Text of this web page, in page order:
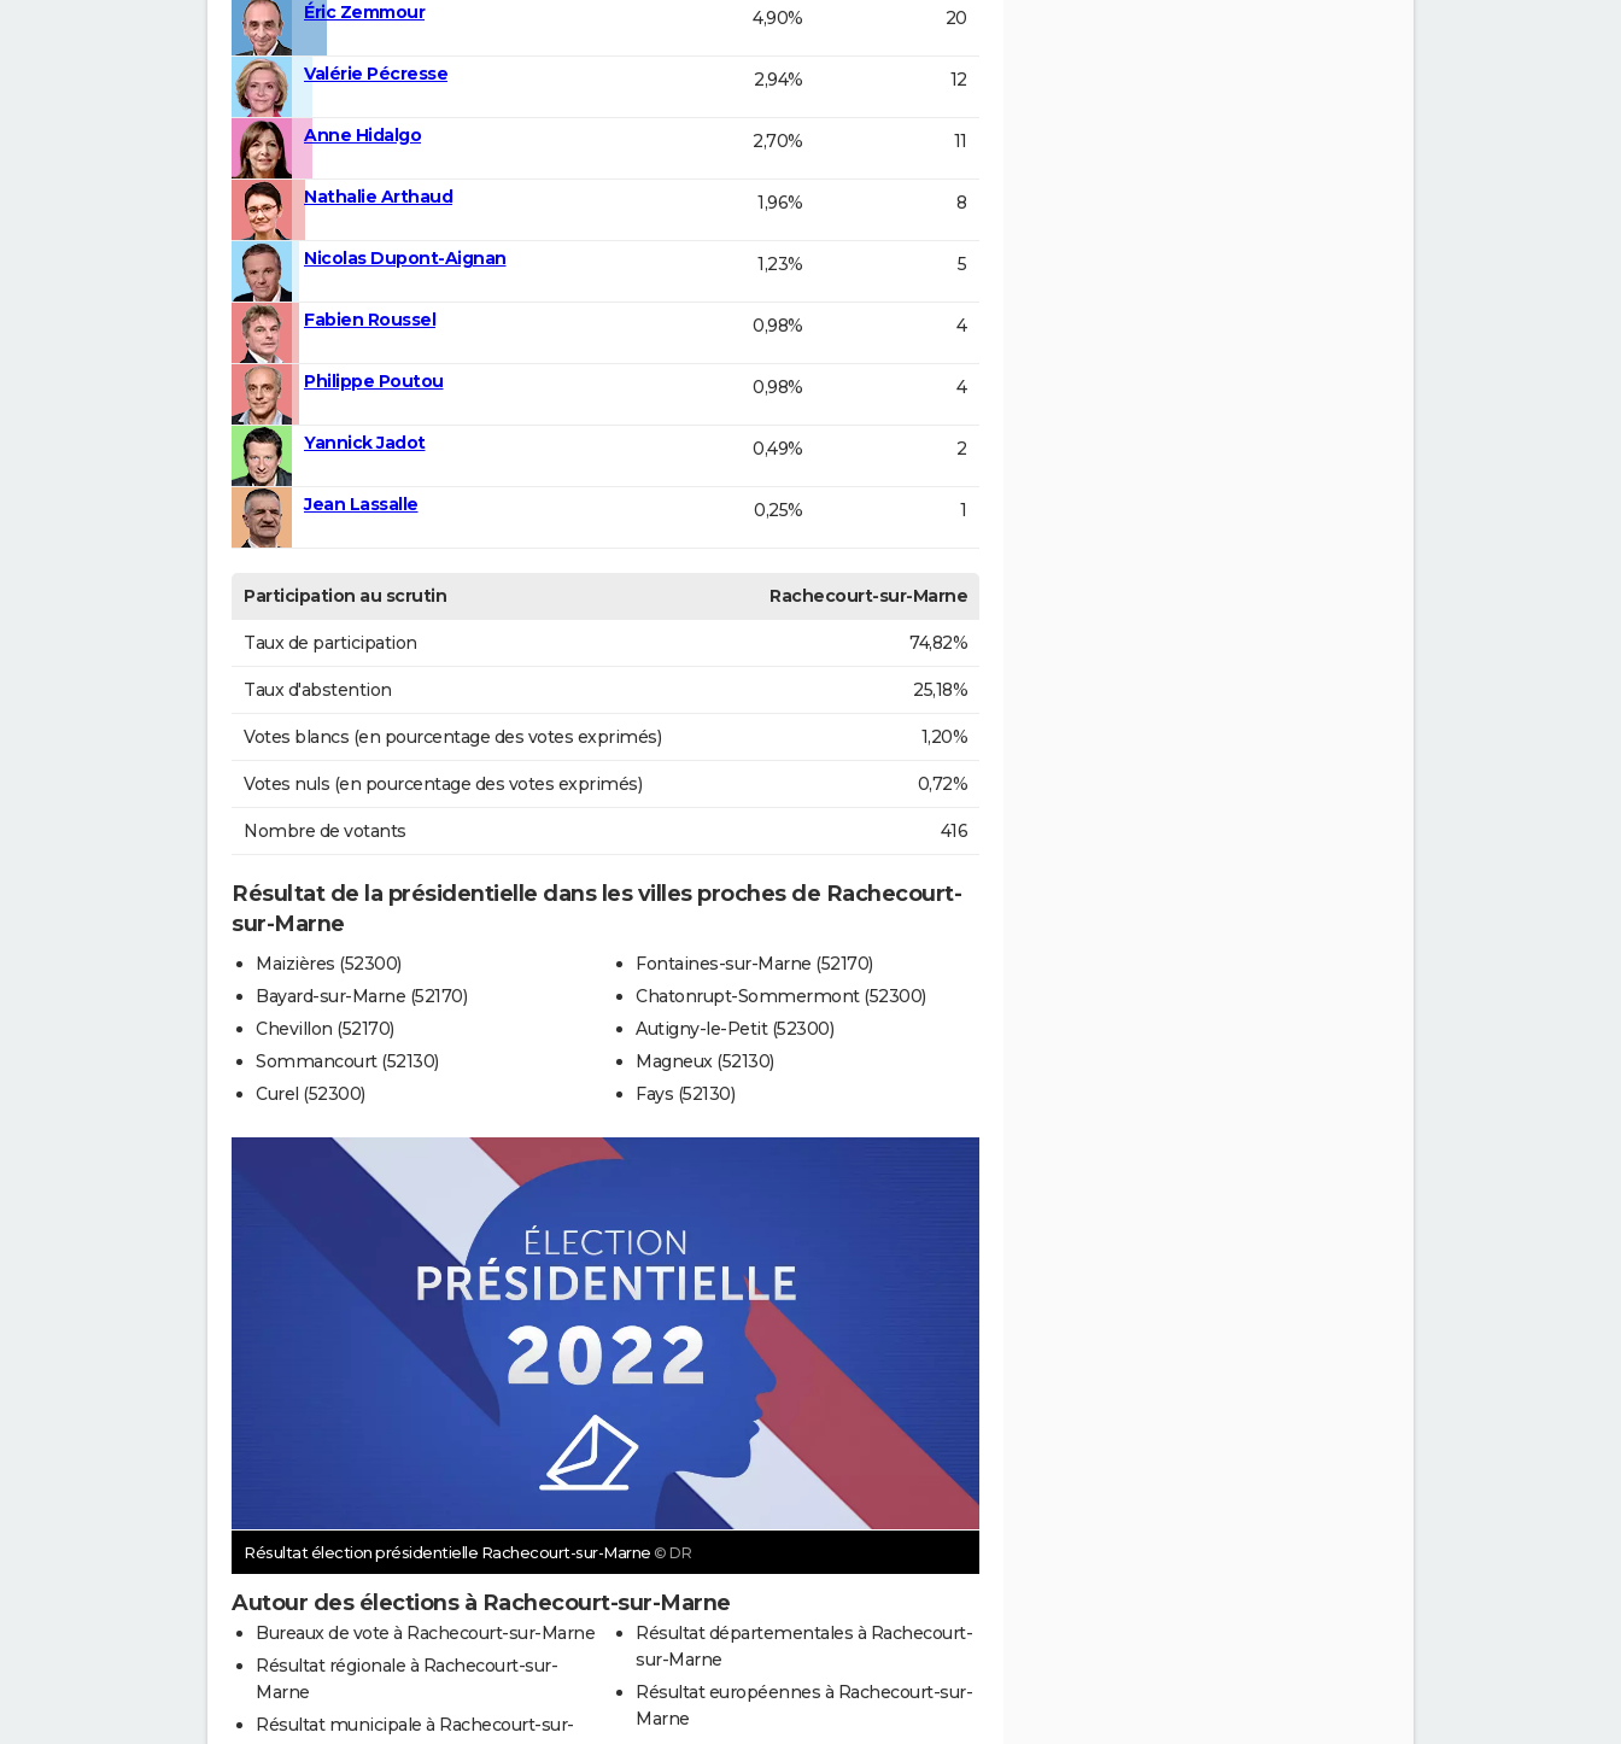
Éric Zemmour 4,90% 20
Valérie Pécresse 2,94% 12
Anne Hidalgo 2,70% 11
Nathalie Arthaud 1,96% 8
Nicolas Dupont-Aignan 1,23% 5
Fabien Roussel 0,98% 4
Philippe Poutou 0,98% 4
Yannick Jadot 0,49% 2
Jean Lassalle 0,25% 1
Participation au scrutin Rachecourt-sur-Marne
Taux de participation 74,82%
Taux d'abstention 25,18%
Votes blancs (en pourcentage des votes exprimés) 1,20%
Votes nuls (en pourcentage des votes exprimés) 0,72%
Nombre de votants 416
Résultat de la présidentielle dans les villes proches de Rachecourt-
sur-Marne
Maizières (52300)
Bayard-sur-Marne (52170)
Chevillon (52170)
Sommancourt (52130)
Curel (52300)
Fontaines-sur-Marne (52170)
Chatonrupt-Sommermont (52300)
Autigny-le-Petit (52300)
Magneux (52130)
Fays (52130)
Résultat élection présidentielle Rachecourt-sur-Marne © DR
Autour des élections à Rachecourt-sur-Marne
Bureaux de vote à Rachecourt-sur-Marne
Résultat régionale à Rachecourt-sur-
Marne
Résultat municipale à Rachecourt-sur-
Résultat départementales à Rachecourt-
sur-Marne
Résultat européennes à Rachecourt-sur-
Marne